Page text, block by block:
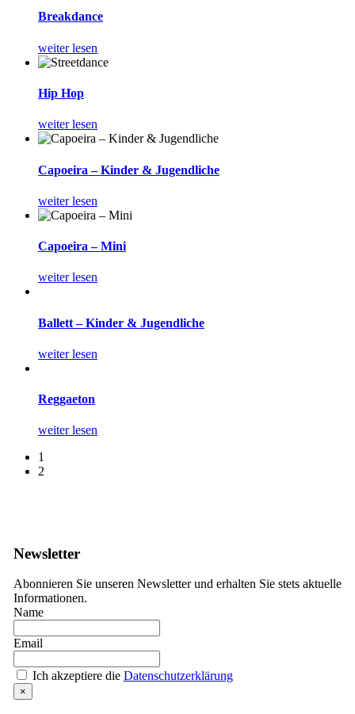
Breakdance
weiter lesen
Hip Hop
weiter lesen
Capoeira – Kinder & Jugendliche
weiter lesen
Capoeira – Mini
weiter lesen
Ballett – Kinder & Jugendliche
weiter lesen
Reggaeton
weiter lesen
1
2
Newsletter
Abonnieren Sie unseren Newsletter und erhalten Sie stets aktuelle
Informationen.
Name
Email
Ich akzeptiere die Datenschutzerklärung
×